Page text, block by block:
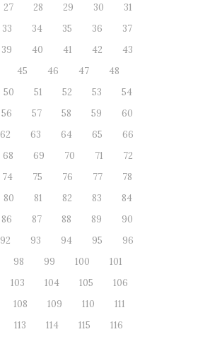
27 28 29 30
31
33 34 35 36
37
39 40 41 42
43
45 46 47
48
50 51 52 53
54
56 57 58 59
60
62 63 64 65
66
68 69 70 71
72
74 75 76 77
78
80 81 82 83
84
86 87 88 89
90
92 93 94 95
96
98 99 100
101
103 104 105
106
108 109 110
111
113 114 115
116